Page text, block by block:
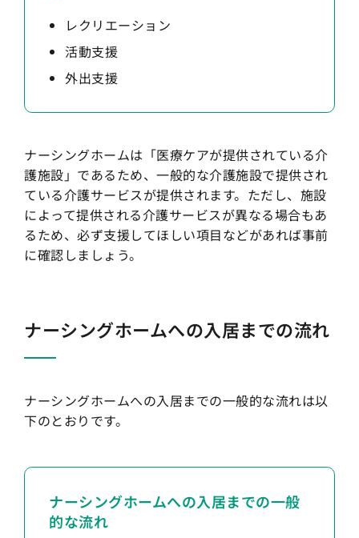
レクリエーション
活動支援
外出支援
ナーシングホームは「医療ケアが提供されている介
護施設」であるため、一般的な介護施設で提供され
ている介護サービスが提供されます。ただし、施設
によって提供される介護サービスが異なる場合もあ
るため、必ず支援してほしい項目などがあれば事前
に確認しましょう。
ナーシングホームへの入居までの流れ
ナーシングホームへの入居までの一般的な流れは以
下のとおりです。
ナーシングホームへの入居までの一般
的な流れ